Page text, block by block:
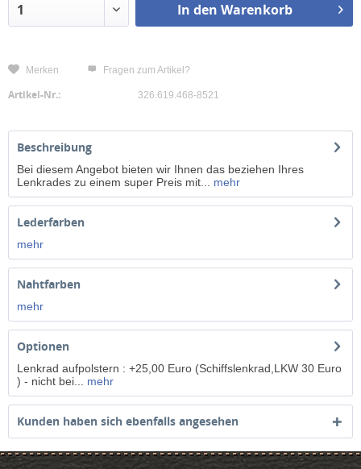
In den Warenkorb
Fragen zum Artikel?
Merken
Artikel-Nr.: 326.619.468-8521
Beschreibung
Bei diesem Angebot bieten wir Ihnen das beziehen Ihres
Lenkrades zu einem super Preis mit...
mehr
Lederfarben
mehr
Nahtfarben
mehr
Optionen
Lenkrad aufpolstern : +25,00 Euro (Schiffslenkrad,LKW 30 Euro
) - nicht bei...
mehr
Kunden haben sich ebenfalls angesehen